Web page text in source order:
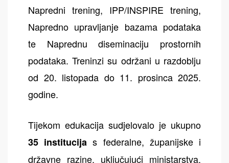
Napredni trening, IPP/INSPIRE trening,
Napredno upravljanje bazama podataka
te Naprednu diseminaciju prostornih
podataka. Treninzi su održani u razdoblju
od 20. listopada do 11. prosinca 2025.
godine.
Tijekom edukacija sudjelovalo je ukupno
35 institucija s federalne, županijske i
državne razine, uključujući ministarstva,